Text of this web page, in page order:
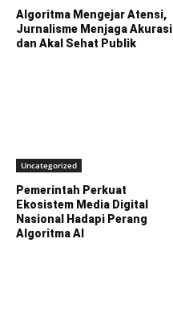
Algoritma Mengejar Atensi,
Jurnalisme Menjaga Akurasi
dan Akal Sehat Publik
Uncategorized
Pemerintah Perkuat
Ekosistem Media Digital
Nasional Hadapi Perang
Algoritma AI